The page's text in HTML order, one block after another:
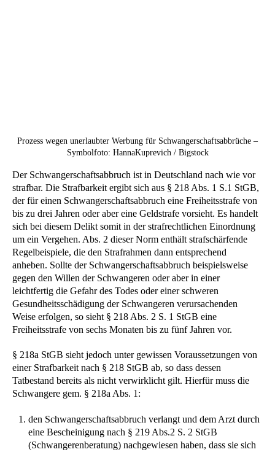
Prozess wegen unerlaubter Werbung für Schwangerschaftsabbrüche –
Symbolfoto: HannaKuprevich / Bigstock
Der Schwangerschaftsabbruch ist in Deutschland nach wie vor
strafbar. Die Strafbarkeit ergibt sich aus § 218 Abs. 1 S.1 StGB,
der für einen Schwangerschaftsabbruch eine Freiheitsstrafe von
bis zu drei Jahren oder aber eine Geldstrafe vorsieht. Es handelt
sich bei diesem Delikt somit in der strafrechtlichen Einordnung
um ein Vergehen. Abs. 2 dieser Norm enthält strafschärfende
Regelbeispiele, die den Strafrahmen dann entsprechend
anheben. Sollte der Schwangerschaftsabbruch beispielsweise
gegen den Willen der Schwangeren oder aber in einer
leichtfertig die Gefahr des Todes oder einer schweren
Gesundheitsschädigung der Schwangeren verursachenden
Weise erfolgen, so sieht § 218 Abs. 2 S. 1 StGB eine
Freiheitsstrafe von sechs Monaten bis zu fünf Jahren vor.
§ 218a StGB sieht jedoch unter gewissen Voraussetzungen von
einer Strafbarkeit nach § 218 StGB ab, so dass dessen
Tatbestand bereits als nicht verwirklicht gilt. Hierfür muss die
Schwangere gem. § 218a Abs. 1:
den Schwangerschaftsabbruch verlangt und dem Arzt durch
eine Bescheinigung nach § 219 Abs.2 S. 2 StGB
(Schwangerenberatung) nachgewiesen haben, dass sie sich